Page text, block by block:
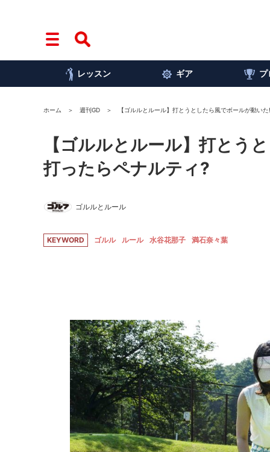
レッスン ギア プ
ホーム 週刊GD 【ゴルルとルール】打とうとしたら風でボールが動い
【ゴルルとルール】打と
打ったらペナルティ?
ゴルルとルール
KEYWORD ゴルル ルール 水谷花那子 満石奈々葉